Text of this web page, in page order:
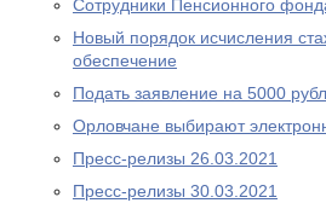
Сотрудники Пенсионного
Новый порядок исчисления
обеспечение
Подать заявление на 5000
Орловчане выбирают
Пресс-релизы 26.03.2021
Пресс-релизы 30.03.2021